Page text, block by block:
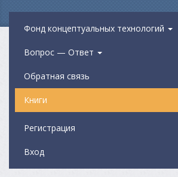
Фонд концептуальных технологий
Вопрос — Ответ
Обратная связь
Книги
Регистрация
Вход